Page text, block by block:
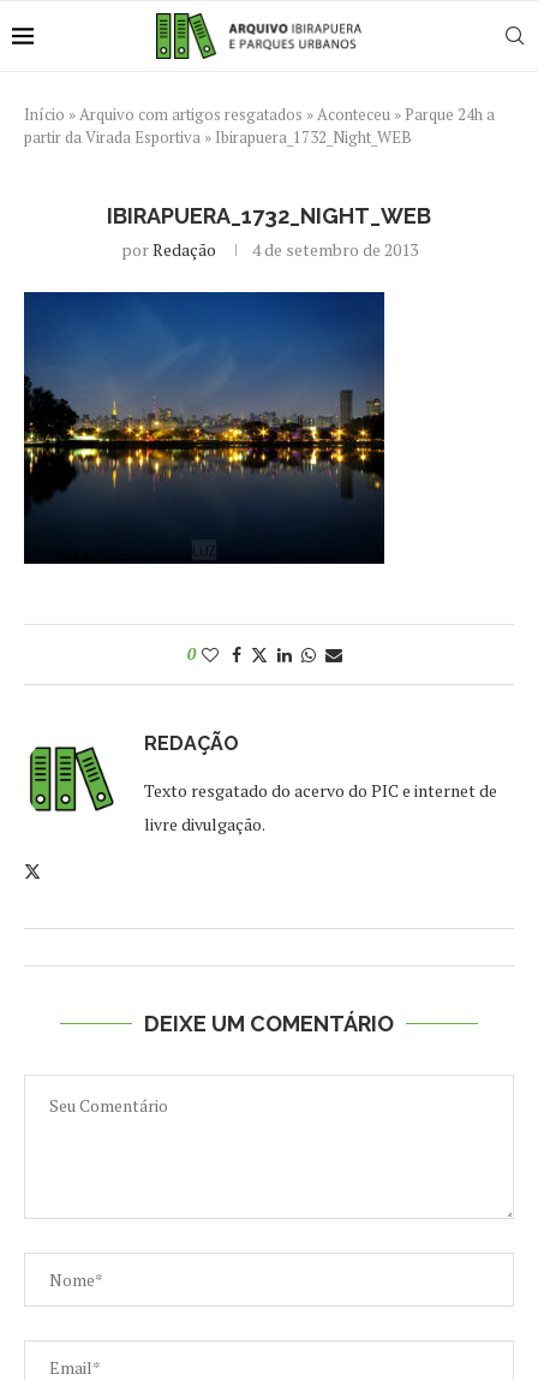
Início »Arquivo com artigos resgatados »Aconteceu » Parque 24h a
partir da Virada Esportiva » Ibirapuera_1732_Night_WEB
IBIRAPUERA_1732_NIGHT_WEB
porRedação 4 de setembro de 2013
0
REDAÇÃO
Texto resgatado do acervo do PIC e internet de
livre divulgação.
DEIXE UM COMENTÁRIO